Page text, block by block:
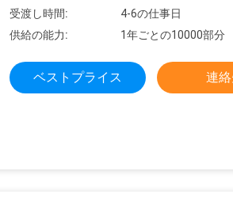
受渡し時間:
4-6の仕事日
供給の能力:
1年ごとの10000部分
ベストプライス 連